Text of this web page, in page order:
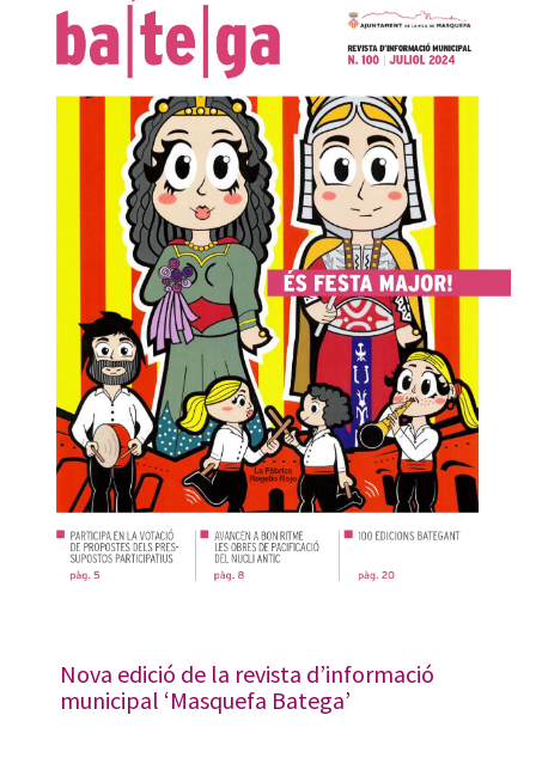
Nova edició de la revista d’informació
municipal ‘Masquefa Batega’